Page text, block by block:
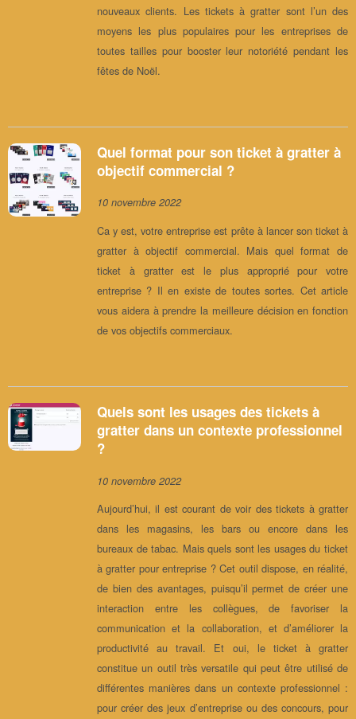
nouveaux clients. Les tickets à gratter sont l’un des
moyens les plus populaires pour les entreprises de
toutes tailles pour booster leur notoriété pendant les
fêtes de Noël.
Quel format pour son ticket à gratter à
objectif commercial ?
10 novembre 2022
Ca y est, votre entreprise est prête à lancer son ticket à
gratter à objectif commercial. Mais quel format de
ticket à gratter est le plus approprié pour votre
entreprise ? Il en existe de toutes sortes. Cet article
vous aidera à prendre la meilleure décision en fonction
de vos objectifs commerciaux.
Quels sont les usages des tickets à
gratter dans un contexte professionnel
?
10 novembre 2022
Aujourd’hui, il est courant de voir des tickets à gratter
dans les magasins, les bars ou encore dans les
bureaux de tabac. Mais quels sont les usages du ticket
à gratter pour entreprise ? Cet outil dispose, en réalité,
de bien des avantages, puisqu’il permet de créer une
interaction entre les collègues, de favoriser la
communication et la collaboration, et d’améliorer la
productivité au travail. Et oui, le ticket à gratter
constitue un outil très versatile qui peut être utilisé de
différentes manières dans un contexte professionnel :
pour créer des jeux d’entreprise ou des concours, pour